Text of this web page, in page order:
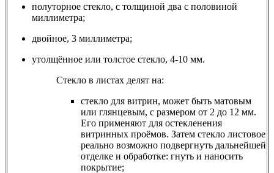
полуторное стекло, с толщиной два с половиной
миллиметра;
двойное, 3 миллиметра;
утолщённое или толстое стекло, 4-10 мм.
Стекло в листах делят на:
стекло для витрин, может быть матовым
или глянцевым, с размером от 2 до 12 мм.
Его применяют для остекленения
витринных проёмов. Затем стекло листовое
реально возможно подвергнуть дальнейшей
отделке и oбработке: гнуть и наносить
покрытие;